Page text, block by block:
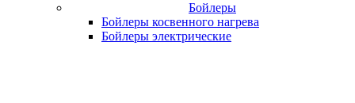
Бойлеры
Бойлеры косвенного нагрева
Бойлеры электрические